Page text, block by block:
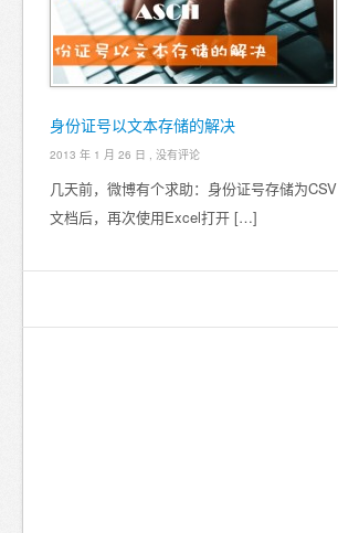
身份证号以文本存储的解决
2013 年 1 月 26 日 , 没有评论
几天前，微博有个求助：身份证号存储为CSV
文档后，再次使用Excel打开 […]